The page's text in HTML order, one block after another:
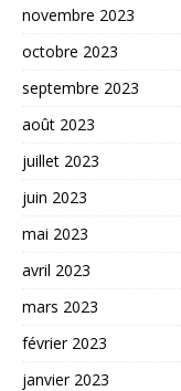
novembre 2023
octobre 2023
septembre 2023
août 2023
juillet 2023
juin 2023
mai 2023
avril 2023
mars 2023
février 2023
janvier 2023